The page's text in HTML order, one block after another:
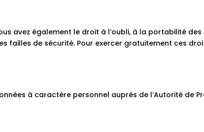
avez également le droit à l’oubli, à la portabilité des
failles de sécurité. Pour exercer gratuitement ces
à caractère personnel auprès de l’Autorité de